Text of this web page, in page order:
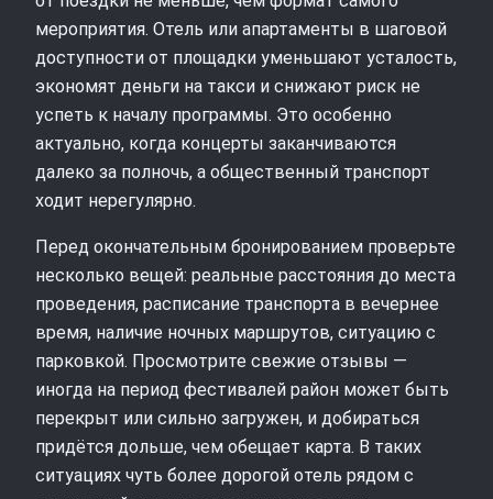
мероприятия. Отель или апартаменты в шаговой
доступности от площадки уменьшают усталость,
экономят деньги на такси и снижают риск не
успеть к началу программы. Это особенно
актуально, когда концерты заканчиваются
далеко за полночь, а общественный транспорт
ходит нерегулярно.
Перед окончательным бронированием проверьте
несколько вещей: реальные расстояния до места
проведения, расписание транспорта в вечернее
время, наличие ночных маршрутов, ситуацию с
парковкой. Просмотрите свежие отзывы —
иногда на период фестивалей район может быть
перекрыт или сильно загружен, и добираться
придётся дольше, чем обещает карта. В таких
ситуациях чуть более дорогой отель рядом с